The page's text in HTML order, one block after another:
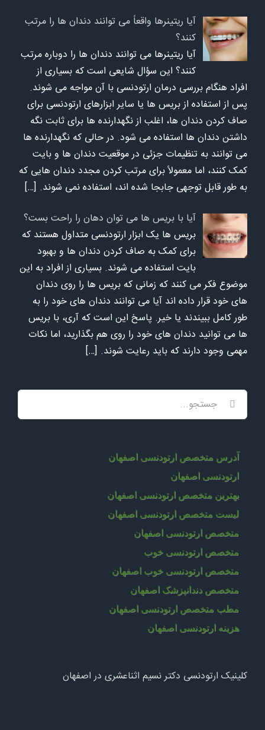
آیا ریتینرها واقعاً می توانند دندان ها را مرتب
کنند؟
آیا ریتینرها می توانند دندان ها را دوباره مرتب
کنند؟ این سؤال شایعی است که بسیاری از
افراد هنگام بررسی درمان ارتودنسی با آن مواجه می شوند.
پس از استفاده از بریس ها یا سایر ابزارهای ارتودنسی برای
صاف کردن دندان ها، اغلب از نگهدارنده ها برای ثابت نگه
داشتن دندان ها استفاده می شود. در حالی که نگهدارنده ها
می توانند به تنظیمات جزئی در موقعیت دندان ها و بایت
کمک کنند، اما معمولاً برای مرتب کردن مجدد دندان هایی که
به طور قابل توجهی جابجا شده اند، استفاده نمی شوند. […]
آیا با بریس ها می توان دهان را راحت بست؟
بریس ها یک ابزار ارتودنسی متداول هستند که
برای کمک به صاف کردن دندان ها و بهبود
بایت استفاده می شوند. بسیاری از افراد به این
موضوع فکر می کنند که زمانی که بریس ها را روی دندان
های خود قرار داده اند آیا می توانند دندان های خود را به
طور کامل ببیندند یا خیر. پاسخ این است که آری، با بریس
ها می توانید دندان های خود را روی هم بگذارید، اما نکات
مهمی وجود دارند که باید رعایت شوند. […]
جستجو
برای:
آدرس متخصص ارتودنسی اصفهان
ارتودنسی اصفهان
بهترین متخصص ارتودنسی اصفهان
لیست متخصص ارتودنسی اصفهان
متخصص ارتودنسی اصفهان
متخصص ارتودنسی خوب
متخصص ارتودنسی خوب اصفهان
متخصص دندانپزشک اصفهان
مطب متخصص ارتودنسی اصفهان
هزینه ارتودنسی اصفهان
کلینیک ارتودنسی دکتر نسیم اثناعشری در اصفهان